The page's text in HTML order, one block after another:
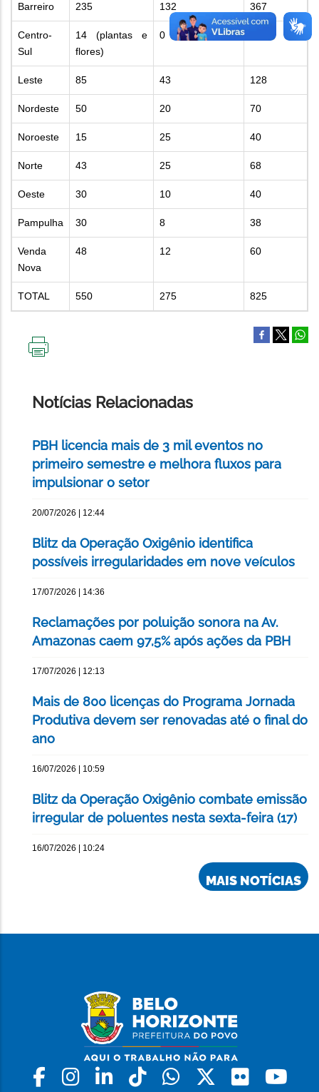
Barreiro 235 132 367
Centro-
Sul
14 (plantas e
flores)
0
Leste 85 43 128
Nordeste 50 20 70
Noroeste 15 25 40
Norte 43 25 68
Oeste 30 10 40
Pampulha 30 8 38
Venda
Nova
48 12 60
TOTAL 550 275 825
Notícias Relacionadas
PBH licencia mais de 3 mil eventos no
primeiro semestre e melhora fluxos para
impulsionar o setor
20/07/2026 | 12:44
Blitz da Operação Oxigênio identifica
possíveis irregularidades em nove veículos
17/07/2026 | 14:36
Reclamações por poluição sonora na Av.
Amazonas caem 97,5% após ações da PBH
17/07/2026 | 12:13
Mais de 800 licenças do Programa Jornada
Produtiva devem ser renovadas até o final do
ano
16/07/2026 | 10:59
Blitz da Operação Oxigênio combate emissão
irregular de poluentes nesta sexta-feira (17)
16/07/2026 | 10:24
MAIS NOTÍCIAS
Facebook
Instagram
LinkedinTiktokWhatsapp
X Flickr